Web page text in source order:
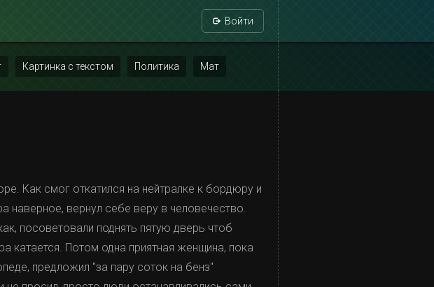
Войти
Картинка с текстом Политика Мат
Как смог откатился на нейтралке к бордюру и
наверное, вернул себе веру в человечество.
посоветовали поднять пятую дверь чтоб
катается. Потом одна приятная женщина, пока
предложил "за пару соток на бенз"